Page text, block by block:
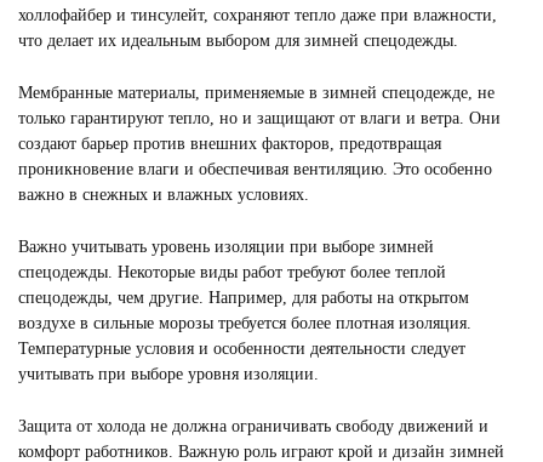
холлофайбер и тинсулейт, сохраняют тепло даже при влажности,
что делает их идеальным выбором для зимней спецодежды.
Мембранные материалы, применяемые в зимней спецодежде, не
только гарантируют тепло, но и защищают от влаги и ветра. Они
создают барьер против внешних факторов, предотвращая
проникновение влаги и обеспечивая вентиляцию. Это особенно
важно в снежных и влажных условиях.
Важно учитывать уровень изоляции при выборе зимней
спецодежды. Некоторые виды работ требуют более теплой
спецодежды, чем другие. Например, для работы на открытом
воздухе в сильные морозы требуется более плотная изоляция.
Температурные условия и особенности деятельности следует
учитывать при выборе уровня изоляции.
Защита от холода не должна ограничивать свободу движений и
комфорт работников. Важную роль играют крой и дизайн зимней